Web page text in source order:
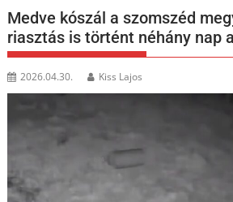
Medve kószál a szomszéd
riasztás is történt néhány nap
2026.04.30. Kiss Lajos